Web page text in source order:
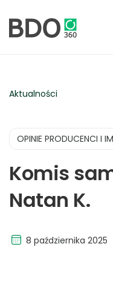
Aktualności
OPINIE PRODUCENCI I
Komis
Natan K.
8 października 2025